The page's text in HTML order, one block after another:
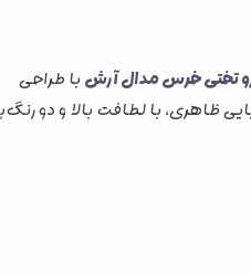
تختی خرس مدال آرش با طراحی
تا 2 سالگی است. این محصول علاوه بر زیبایی ظاهری، با لطافت بالا